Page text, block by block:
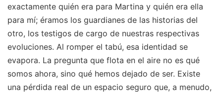
exactamente quién era para Martina y quién era ella
para mí; éramos los guardianes de las historias del
otro, los testigos de cargo de nuestras respectivas
evoluciones. Al romper el tabú, esa identidad se
evapora. La pregunta que flota en el aire no es qué
somos ahora, sino qué hemos dejado de ser. Existe
una pérdida real de un espacio seguro que, a menudo,